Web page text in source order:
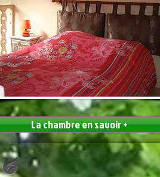
La chambre en savoir +